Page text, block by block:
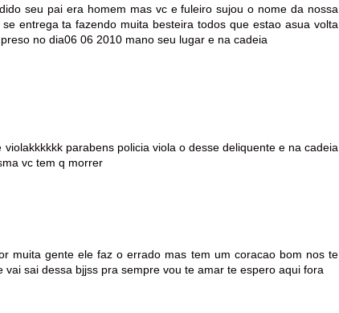
seu pai era homem mas vc e fuleiro sujou o nome da nossa
entrega ta fazendo muita besteira todos que estao asua volta
no dia06 06 2010 mano seu lugar e na cadeia
parabens policia viola o desse deliquente e na cadeia
vc tem q morrer
muita gente ele faz o errado mas tem um coracao bom nos te
sai dessa bjjss pra sempre vou te amar te espero aqui fora